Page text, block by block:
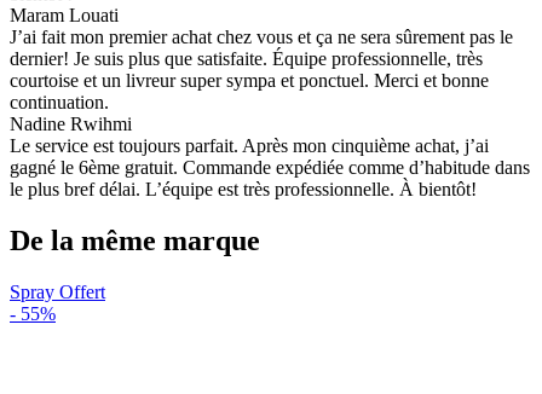
Maram Louati
J’ai fait mon premier achat chez vous et ça ne sera sûrement pas le
dernier! Je suis plus que satisfaite. Équipe professionnelle, très
courtoise et un livreur super sympa et ponctuel. Merci et bonne
continuation.
Nadine Rwihmi
Le service est toujours parfait. Après mon cinquième achat, j’ai
gagné le 6ème gratuit. Commande expédiée comme d’habitude dans
le plus bref délai. L’équipe est très professionnelle. À bientôt!
De la même marque
Spray Offert
- 55%